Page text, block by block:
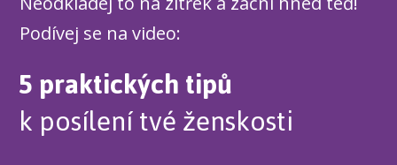
Podívej se na video:
5 praktických tipů
k posílení tvé ženskosti